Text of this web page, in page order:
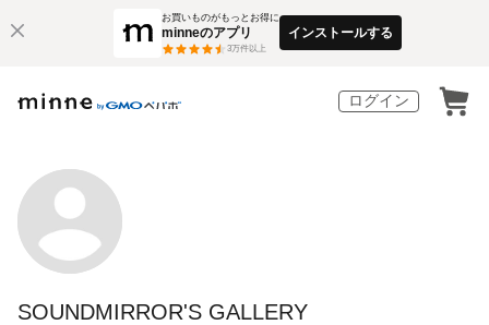
お買いものがもっとお得に
minneのアプリ
3万件以上
インストールする
ログイン
SOUNDMIRROR'S GALLERY